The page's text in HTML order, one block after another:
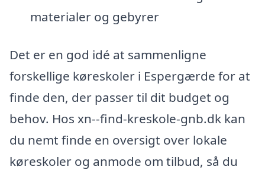
materialer og gebyrer
Det er en god idé at sammenligne
forskellige køreskoler i Espergærde for at
finde den, der passer til dit budget og
behov. Hos xn--find-kreskole-gnb.dk kan
du nemt finde en oversigt over lokale
køreskoler og anmode om tilbud, så du